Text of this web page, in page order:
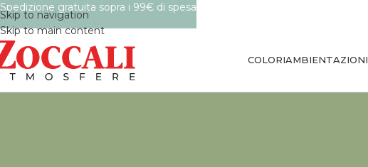
Skip to navigation
Skip to main content
COLORIAMBIENTAZIONI
Spedizione gratuita sopra i 99€ di spesa